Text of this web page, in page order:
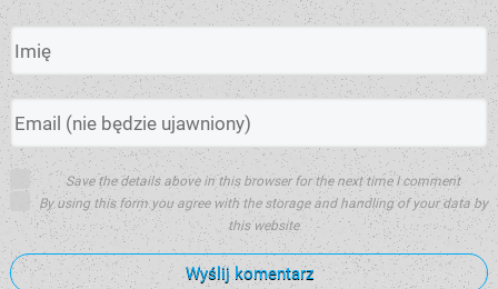
Save the details above in this browser for the next time I comment
By using this form you agree with the storage and handling of your data by
this website
Wyślij komentarz